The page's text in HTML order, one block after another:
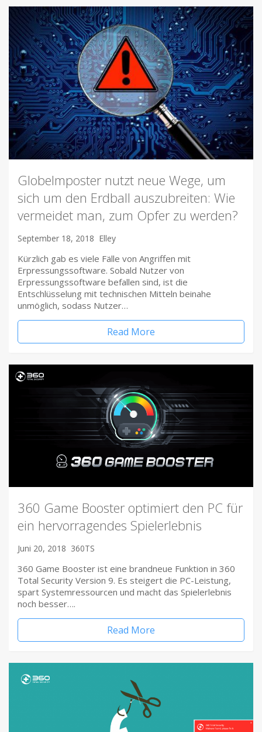
Globelmposter nutzt neue Wege, um
sich um den Erdball auszubreiten: Wie
vermeidet man, zum Opfer zu werden?
September 18, 2018 Elley
Kürzlich gab es viele Fälle von Angriffen mit
Erpressungssoftware. Sobald Nutzer von
Erpressungssoftware befallen sind, ist die
Entschlüsselung mit technischen Mitteln beinahe
unmöglich, sodass Nutzer…
Read More
360 Game Booster optimiert den PC für
ein hervorragendes Spielerlebnis
Juni 20, 2018 360TS
360 Game Booster ist eine brandneue Funktion in 360
Total Security Version 9. Es steigert die PC-Leistung,
spart Systemressourcen und macht das Spielerlebnis
noch besser….
Read More